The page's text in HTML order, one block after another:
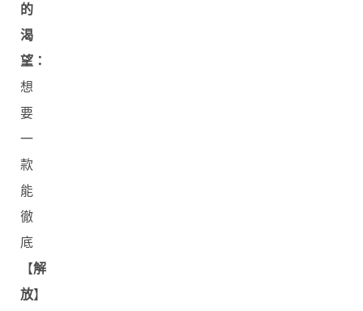
的
渴
望：
想
要
一
款
能
徹
底
【解
放】